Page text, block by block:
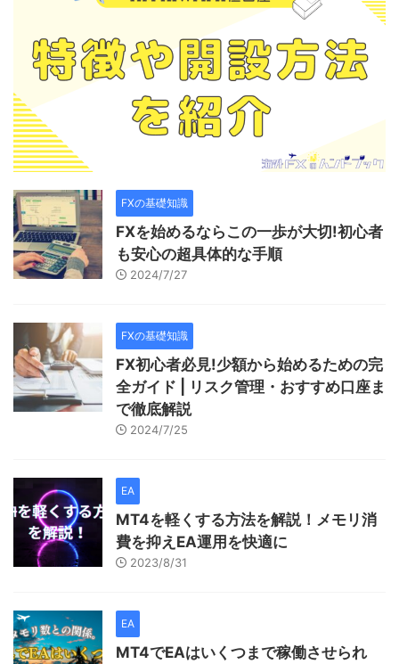
FXの基礎知識
FXを始めるならこの一歩が大切!初心者
も安心の超具体的な手順
2024/7/27
FXの基礎知識
FX初心者必見!少額から始めるための完
全ガイド | リスク管理・おすすめ口座ま
で徹底解説
2024/7/25
EA
MT4を軽くする方法を解説！メモリ消
費を抑えEA運用を快適に
2023/8/31
EA
MT4でEAはいくつまで稼働させられ